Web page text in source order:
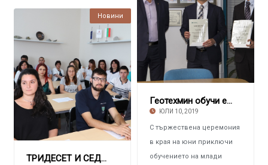
Геотехмин обучи експерти от японската ММТЕС
ЮЛИ 10, 2019
С тържествена церемония
в края на юни приключи
обучението на млади
Новини
ТРИДЕСЕТ И СЕДЕМ СТУДЕНТИ Започнаха летен ст